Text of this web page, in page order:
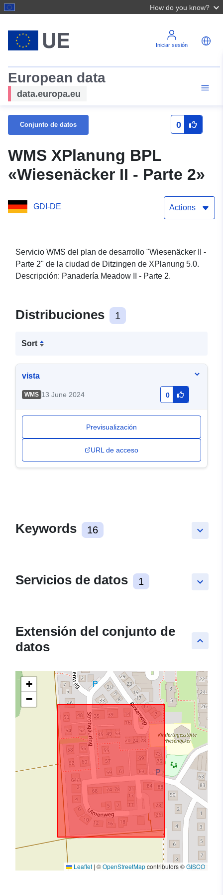
How do you know?
Iniciar sesión
European data
data.europa.eu
Conjunto de datos 0
WMS XPlanung BPL
«Wiesenäcker II - Parte 2»
GDI-DE Actions
Servicio WMS del plan de desarrollo "Wiesenäcker II -
Parte 2" de la ciudad de Ditzingen de XPlanung 5.0.
Descripción: Panadería Meadow II - Parte 2.
Distribuciones 1
Sort
vista
WMS 13 June 2024 0
Previsualización
URL de acceso
keyboard_arrow_down
Keywords 16
keyboard_arrow_down
Servicios de datos 1
keyboard_arrow_up
Extensión del conjunto de
datos
+
−
Leaflet | ©OpenStreetMapcontributors ©GISCO